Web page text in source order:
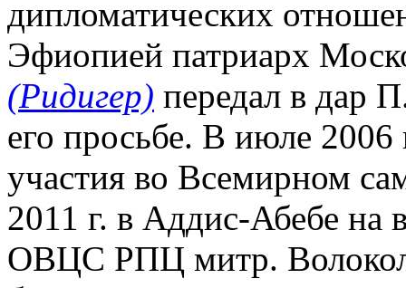
дипломатических
Эфиопией патриарх
(Ридигер) передал в дар
его просьбе. В июле
участия во Всемирном
2011 г. в Аддис-Абебе на
ОВЦС РПЦ митр.